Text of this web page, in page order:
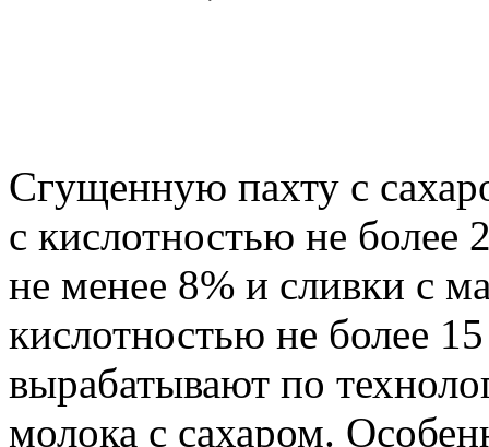
Сгущенную пахту с
с кислотностью не более
не менее 8% и сливки с
кислотностью не более
вырабатывают по
молока с сахаром.